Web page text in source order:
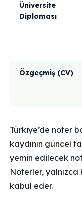
Üniversite
Diploması
Özgeçmiş (CV)
Türkiye’de noter
kaydının güncel
yemin edilecek
Noterler, yalnızca
kabul eder.